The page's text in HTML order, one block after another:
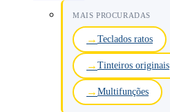
MAIS PROCURADAS
Teclados ratos
Tinteiros originais
Multifunções